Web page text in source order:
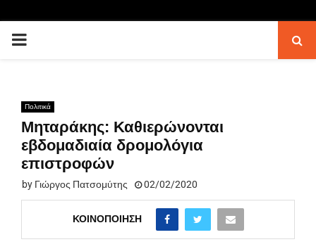
PRIMARY
Πολιτικά
Μηταράκης: Καθιερώνονται
εβδομαδιαία δρομολόγια
επιστροφών
by Γιώργος Πατσομύτης 02/02/2020
ΚΟΙΝΟΠΟΊΗΣΗ